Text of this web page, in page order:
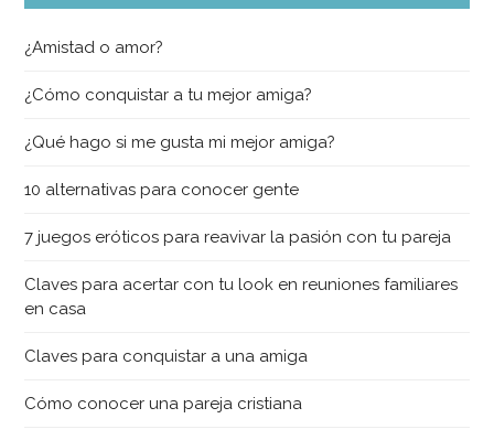
¿Amistad o amor?
¿Cómo conquistar a tu mejor amiga?
¿Qué hago si me gusta mi mejor amiga?
10 alternativas para conocer gente
7 juegos eróticos para reavivar la pasión con tu pareja
Claves para acertar con tu look en reuniones familiares
en casa
Claves para conquistar a una amiga
Cómo conocer una pareja cristiana